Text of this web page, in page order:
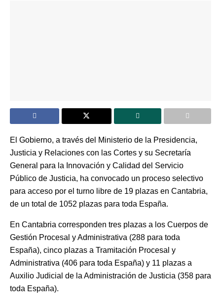
El Gobierno, a través del Ministerio de la Presidencia,
Justicia y Relaciones con las Cortes y su Secretaría
General para la Innovación y Calidad del Servicio
Público de Justicia, ha convocado un proceso selectivo
para acceso por el turno libre de 19 plazas en Cantabria,
de un total de 1052 plazas para toda España.
En Cantabria corresponden tres plazas a los Cuerpos de
Gestión Procesal y Administrativa (288 para toda
España), cinco plazas a Tramitación Procesal y
Administrativa (406 para toda España) y 11 plazas a
Auxilio Judicial de la Administración de Justicia (358 para
toda España).